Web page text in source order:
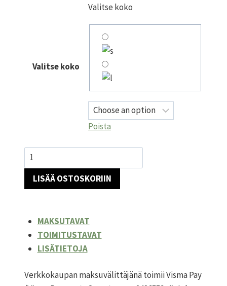
Valitse koko
Valitse koko
Poista
Fuksia
pitkähihainen
röyhelömekko
LISÄÄ OSTOSKORIIN
MAKSUTAVAT
TOIMITUSTAVAT
LISÄTIETOJA
Verkkokaupan maksuvälittäjänä toimii Visma Pay